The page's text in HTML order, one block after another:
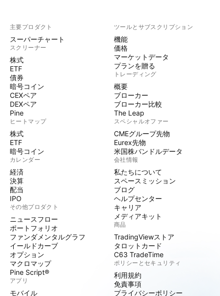
主要プロダクト
スーパーチャート
スクリーナー
株式
ETF
債券
暗号コイン
CEXペア
DEXペア
Pine
ヒートマップ
株式
ETF
暗号コイン
カレンダー
経済
決算
配当
IPO
その他プロダクト
ニュースフロー
ポートフォリオ
ファンダメンタルグラフ
イールドカーブ
オプション
マクロマップ
Pine Script®
アプリ
モバイル
ツールとサブスクリプション
機能
価格
マーケットデータ
プランを贈る
トレーディング
概要
ブローカー
ブローカー比較
The Leap
スペシャルオファー
CMEグループ先物
Eurex先物
米国株バンドルデータ
会社情報
私たちについて
スペースミッション
ブログ
ヘルプセンター
キャリア
メディアキット
商品
TradingViewストア
タロットカード
C63 TradeTime
ポリシーとセキュリティ
利用規約
免責事項
プライバシーポリシー